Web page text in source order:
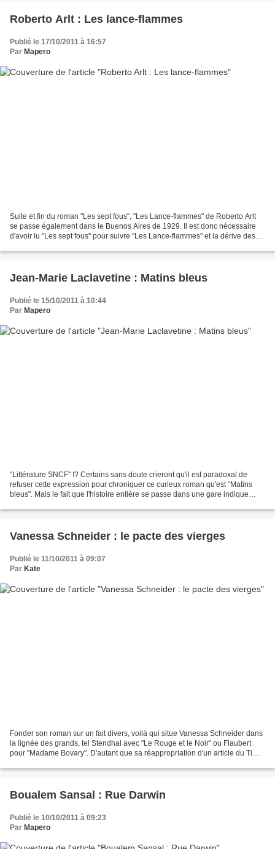
Roberto Arlt : Les lance-flammes
Publié le 17/10/2011 à 16:57
Par Mapero
Suite et fin du roman "Les sept fous", "Les Lance-flammes" de Roberto Arlt
se passe également dans le Buenos Aires de 1929. Il est donc nécessaire
d'avoir lu "Les sept fous" pour suivre "Les Lance-flammes" et la dérive des
Jean-Marie Laclavetine : Matins bleus
Publié le 15/10/2011 à 10:44
Par Mapero
"Littérature SNCF" !? Certains sans doute crieront qu'il est paradoxal de
refuser cette expression pour chroniquer ce curieux roman qu'est "Matins
bleus". Mais le fait que l'histoire entière se passe dans une gare indique
Vanessa Schneider : le pacte des vierges
Publié le 11/10/2011 à 09:07
Par Kate
Fonder son roman sur un fait divers, voilà qui situe Vanessa Schneider dans
la lignée des grands, tel Stendhal avec "Le Rouge et le Noir" ou Flaubert
pour "Madame Bovary". D'autant que sa réappropriation d'un article du Time
Boualem Sansal : Rue Darwin
Publié le 10/10/2011 à 09:23
Par Mapero